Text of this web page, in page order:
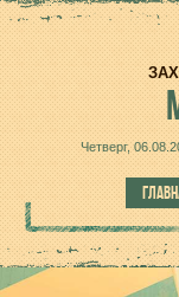
Четверг,